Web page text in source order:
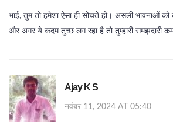
भाई, तुम तो हमेशा ऐसा ही सोचते हो। असली भावनाओं
और अगर ये कदम तुच्छ लग रहा है तो तुम्हारी समझदारी
Ajay K S
नवंबर 11, 2024 AT 05:40